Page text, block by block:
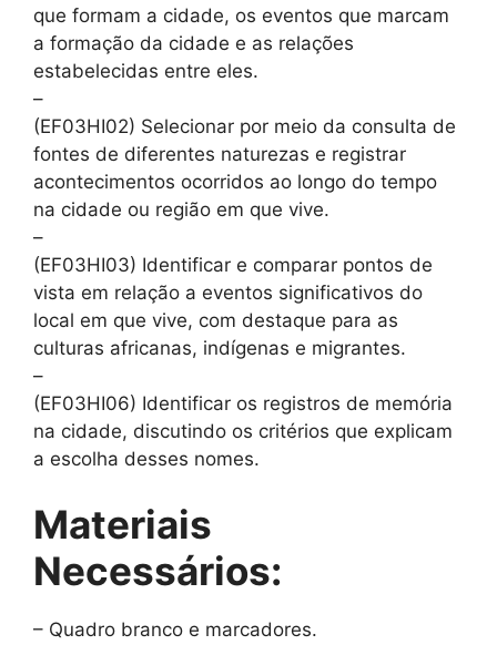
que formam a cidade, os eventos que marcam
a formação da cidade e as relações
estabelecidas entre eles.
–
(EF03HI02) Selecionar por meio da consulta de
fontes de diferentes naturezas e registrar
acontecimentos ocorridos ao longo do tempo
na cidade ou região em que vive.
–
(EF03HI03) Identificar e comparar pontos de
vista em relação a eventos significativos do
local em que vive, com destaque para as
culturas africanas, indígenas e migrantes.
–
(EF03HI06) Identificar os registros de memória
na cidade, discutindo os critérios que explicam
a escolha desses nomes.
Materiais
Necessários:
– Quadro branco e marcadores.